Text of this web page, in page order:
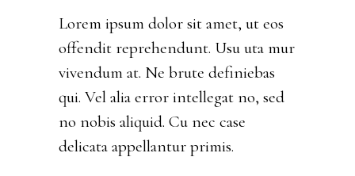
Lorem ipsum dolor sit amet, ut eos
offendit reprehendunt. Usu uta mur
vivendum at. Ne brute definiebas
qui. Vel alia error intellegat no, sed
no nobis aliquid. Cu nec case
delicata appellantur primis.